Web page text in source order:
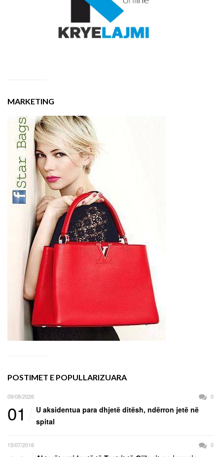
MARKETING
POSTIMET E POPULLARIZUARA
09/08/2026 0
01
U aksidentua para dhjetë ditësh, ndërron jetë në
spital
15/07/2016 0